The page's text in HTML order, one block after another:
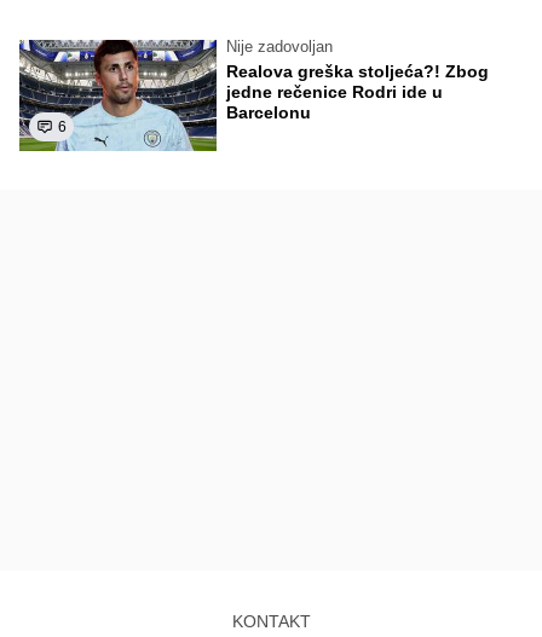
6
Nije zadovoljan
Realova greška stoljeća?! Zbog
jedne rečenice Rodri ide u
Barcelonu
KONTAKT